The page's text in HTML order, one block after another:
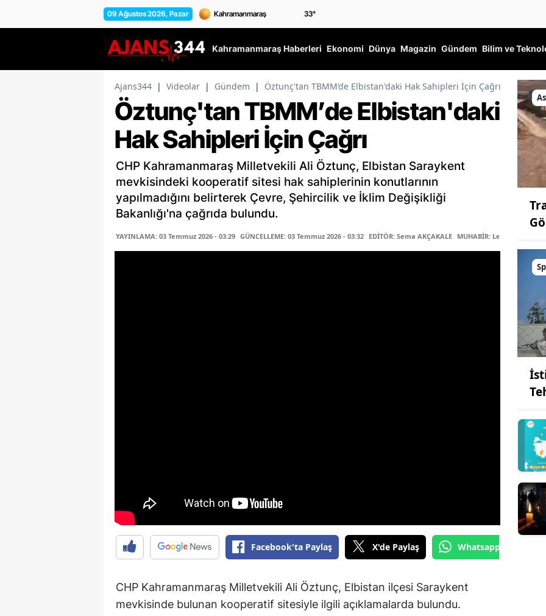
09 Ağustos 2026, Pazar 33°
Kahramanmaraş Haberleri Ekonomi Dünya Magazin Gündem Bilim ve
Ajans344 | Videolar | Gündem | Öztunç'tan TBMM’de Elbistan'daki Hak Sahipleri İçin Çağrı
Öztunç'tan TBMM’de Elbistan'daki
Hak Sahipleri İçin Çağrı
CHP Kahramanmaraş Milletvekili Ali Öztunç, Elbistan Saraykent
mevkisindeki kooperatif sitesi hak sahiplerinin konutlarının
yapılmadığını belirterek Çevre, Şehircilik ve İklim Değişikliği
Bakanlığı'na çağrıda bulundu.
YAYINLAMA: 03 Temmuz 2026 - 03:29 GÜNCELLEME: 03 Temmuz 2026 - 03:32 EDİTÖR: Sema AKÇAKALE MUHABİR: Leyla ŞAŞTI
Facebook'ta Paylaş X'de Paylaş Whatsapp'tan
CHP Kahramanmaraş Milletvekili Ali Öztunç, Elbistan ilçesi Saraykent
mevkisinde bulunan kooperatif sitesiyle ilgili açıklamalarda bulundu.